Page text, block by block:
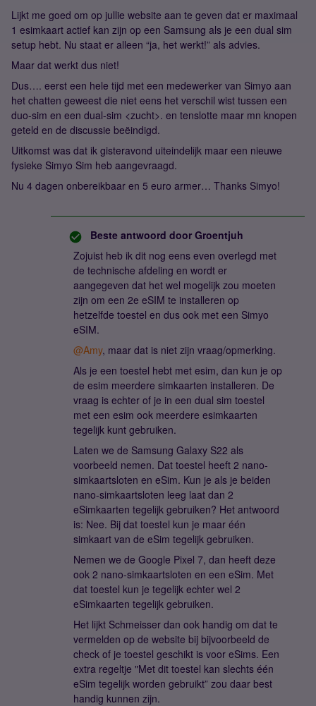
Lijkt me goed om op jullie website aan te geven dat er maximaal
1 esimkaart actief kan zijn op een Samsung als je een dual sim
setup hebt. Nu staat er alleen “ja, het werkt!” als advies.
Maar dat werkt dus niet!
Dus…. eerst een hele tijd met een medewerker van Simyo aan
het chatten geweest die niet eens het verschil wist tussen een
duo-sim en een dual-sim <zucht>. en tenslotte maar mn knopen
geteld en de discussie beëindigd.
Uitkomst was dat ik gisteravond uiteindelijk maar een nieuwe
fysieke Simyo Sim heb aangevraagd.
Nu 4 dagen onbereikbaar en 5 euro armer… Thanks Simyo!
Beste antwoord door Groentjuh
Zojuist heb ik dit nog eens even overlegd met
de technische afdeling en wordt er
aangegeven dat het wel mogelijk zou moeten
zijn om een 2e eSIM te installeren op
hetzelfde toestel en dus ook met een Simyo
eSIM.
@Amy, maar dat is niet zijn vraag/opmerking.
Als je een toestel hebt met esim, dan kun je op
de esim meerdere simkaarten installeren. De
vraag is echter of je in een dual sim toestel
met een esim ook meerdere esimkaarten
tegelijk kunt gebruiken.
Laten we de Samsung Galaxy S22 als
voorbeeld nemen. Dat toestel heeft 2 nano-
simkaartsloten en eSim. Kun je als je beiden
nano-simkaartsloten leeg laat dan 2
eSimkaarten tegelijk gebruiken? Het antwoord
is: Nee. Bij dat toestel kun je maar één
simkaart van de eSim tegelijk gebruiken.
Nemen we de Google Pixel 7, dan heeft deze
ook 2 nano-simkaartsloten en een eSim. Met
dat toestel kun je tegelijk echter wel 2
eSimkaarten tegelijk gebruiken.
Het lijkt Schmeisser dan ook handig om dat te
vermelden op de website bij bijvoorbeeld de
check of je toestel geschikt is voor eSims. Een
extra regeltje "Met dit toestel kan slechts één
eSim tegelijk worden gebruikt” zou daar best
handig kunnen zijn.